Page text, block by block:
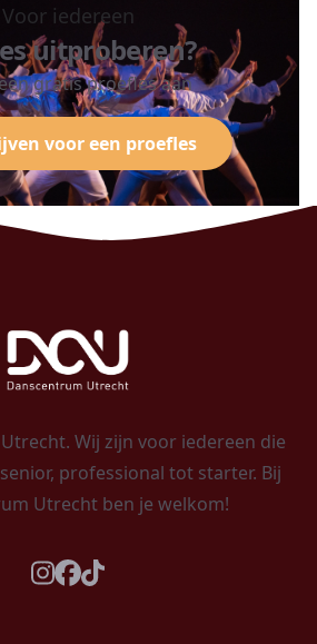
Voor iedereen
uitproberen?
gratis proefles aan
voor een proefles
Wij zijn voor iedereen die
professional tot starter. Bij
Utrecht ben je welkom!
instagram
facebook
tiktok